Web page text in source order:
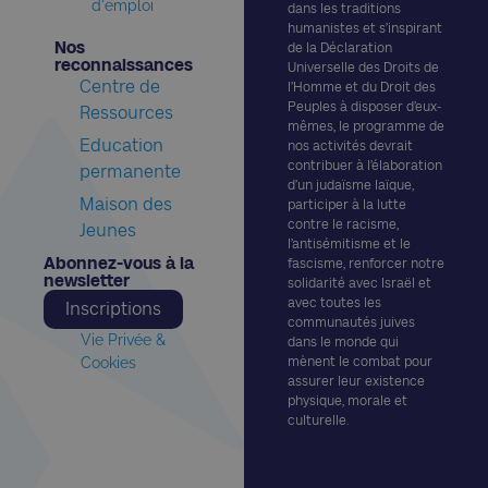
dans les traditions
humanistes et s’inspirant
de la Déclaration
Universelle des Droits de
l’Homme et du Droit des
Peuples à disposer d’eux-
mêmes, le programme de
nos activités devrait
contribuer à l’élaboration
d’un judaïsme laïque,
participer à la lutte
contre le racisme,
l’antisémitisme et le
fascisme, renforcer notre
solidarité avec Israël et
avec toutes les
communautés juives
dans le monde qui
mènent le combat pour
assurer leur existence
physique, morale et
culturelle.
d'emploi
Nos
reconnaissances​
Centre de
Ressources
Education
permanente
Maison des
Jeunes
Abonnez-vous à la
newsletter​
Inscriptions
Vie Privée &
Cookies